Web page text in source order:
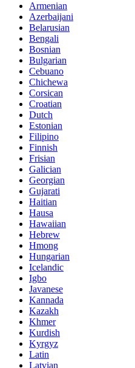
Armenian
Azerbaijani
Belarusian
Bengali
Bosnian
Bulgarian
Cebuano
Chichewa
Corsican
Croatian
Dutch
Estonian
Filipino
Finnish
Frisian
Galician
Georgian
Gujarati
Haitian
Hausa
Hawaiian
Hebrew
Hmong
Hungarian
Icelandic
Igbo
Javanese
Kannada
Kazakh
Khmer
Kurdish
Kyrgyz
Latin
Latvian